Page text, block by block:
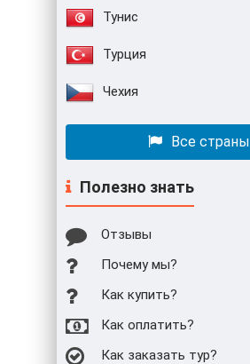
Тунис
Турция
Чехия
Все страны
Полезно знать
Отзывы
Почему мы?
Как купить?
Как оплатить?
Как заказать тур?